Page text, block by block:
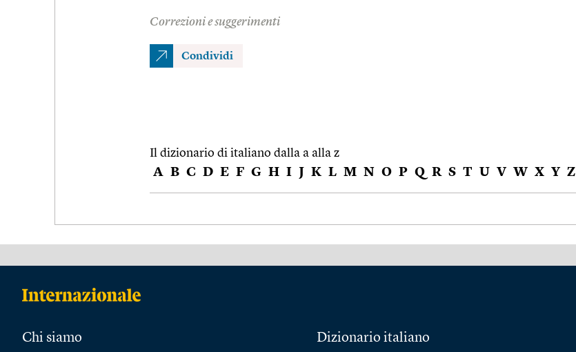
Correzioni e suggerimenti
Condividi
Il dizionario di italiano dalla a alla z
A B C D E F G H I J K L M N O P Q R S T U V W X Y Z
Chi siamo Dizionario italiano